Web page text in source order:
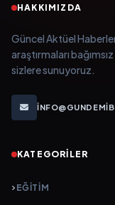
HAKKIMIZDA
Güncel Aktüel
araştırmaları
sizlere sunuyoruz.
KATEGORILER
EĞITIM